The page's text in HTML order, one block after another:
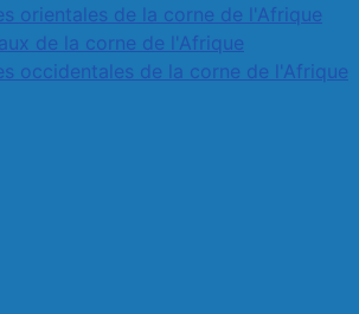
orientales de la corne de l'Afrique
de la corne de l'Afrique
occidentales de la corne de l'Afrique